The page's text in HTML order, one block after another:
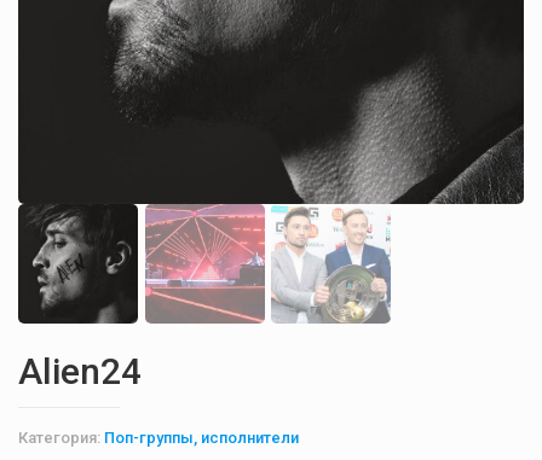
Alien24
Категория: Поп-группы, исполнители